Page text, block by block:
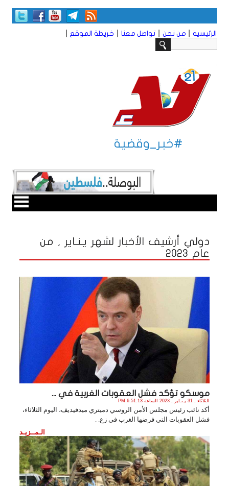
الرئيسية من نحن تواصل معنا خريطة الموقع
#خبر_وقضية
دولي أرشيف الأخبار لشهر يـنـاير , من
عام 2023
موسكو تؤكد فشل العقوبات الغربية في ...
الثلاثاء , 31 يـنـاير , 2023 الساعة 6:51:13 PM
أكد نائب رئيس مجلس الأمن الروسي دميتري ميدفيديف، اليوم الثلاثاء،
فشل العقوبات التي فرضها الغرب في زع. .
الـمــزيـد